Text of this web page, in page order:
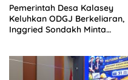
Pemerintah Desa Kalasey
Keluhkan ODGJ Berkeliaran,
Inggried Sondakh Minta